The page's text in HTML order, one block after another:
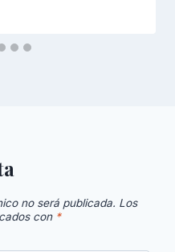
no será publicada. Los
con *